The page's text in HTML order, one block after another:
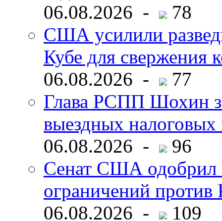
06.08.2026 -
78
США усилили
Кубе для свержения
06.08.2026 -
77
Глава РСПП Шохин
выездных налоговых
06.08.2026 -
96
Сенат США одобрил
ограничений
06.08.2026 -
109